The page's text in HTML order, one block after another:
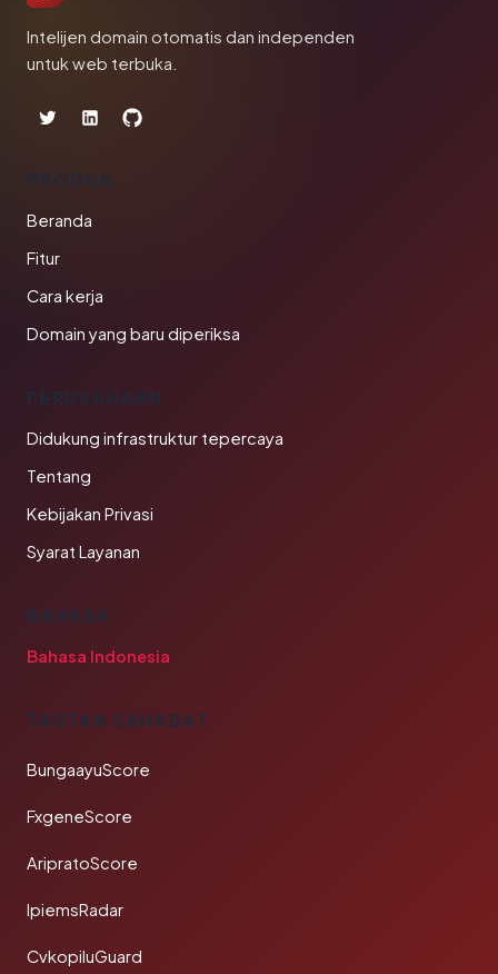
Intelijen domain otomatis dan independen
untuk web terbuka.
PRODUK
Beranda
Fitur
Cara kerja
Domain yang baru diperiksa
PERUSAHAAN
Didukung infrastruktur tepercaya
Tentang
Kebijakan Privasi
Syarat Layanan
BAHASA
Bahasa Indonesia
TAUTAN SAHABAT
BungaayuScore
FxgeneScore
AripratoScore
IpiemsRadar
CvkopiluGuard